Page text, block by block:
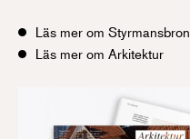
Läs mer om Styrmansbron
Läs mer om Arkitektur